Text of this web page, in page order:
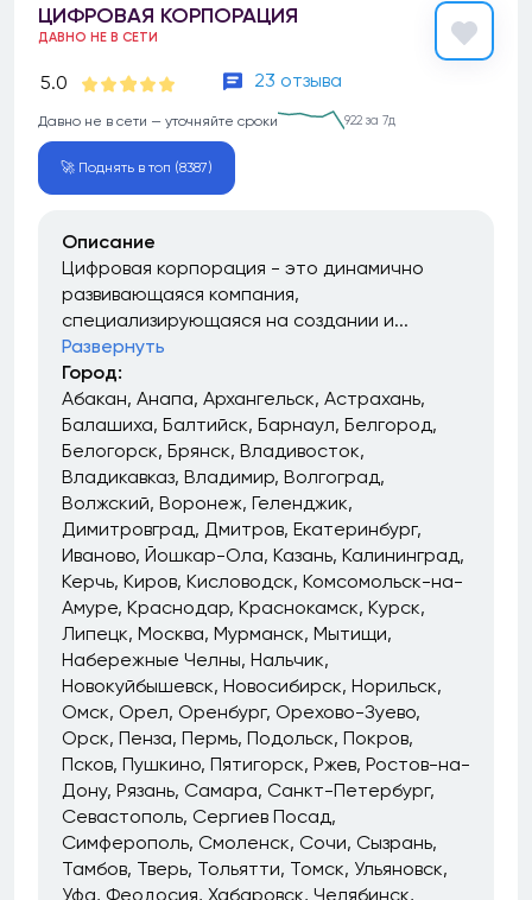
ЦИФРОВАЯ КОРПОРАЦИЯ
ДАВНО НЕ В СЕТИ
5.0 23 отзыва
Давно не в сети — уточняйте сроки 922 за 7д
🚀 Поднять в топ (8387)
Описание
Цифровая корпорация - это динамично
развивающаяся компания,
специализирующаяся на создании и...
Развернуть
Город:
Абакан Анапа Архангельск Астрахань
Балашиха Балтийск Барнаул Белгород
Белогорск Брянск Владивосток
Владикавказ Владимир Волгоград
Волжский Воронеж Геленджик
Димитровград Дмитров Екатеринбург
Иваново Йошкар-Ола Казань Калининград
Керчь Киров Кисловодск Комсомольск-на-
Амуре Краснодар Краснокамск Курск
Липецк Москва Мурманск Мытищи
Набережные Челны Нальчик
Новокуйбышевск Новосибирск Норильск
Омск Орел Оренбург Орехово-Зуево
Орск Пенза Пермь Подольск Покров
Псков Пушкино Пятигорск Ржев Ростов-на-
Дону Рязань Самара Санкт-Петербург
Севастополь Сергиев Посад
Симферополь Смоленск Сочи Сызрань
Тамбов Тверь Тольятти Томск Ульяновск
Уфа Феодосия Хабаровск Челябинск